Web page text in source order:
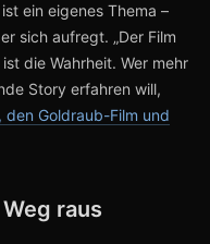
ein eigenes Thema –
sich aufregt. „Der Film
die Wahrheit. Wer mehr
Story erfahren will,
den Goldraub-Film und
raus